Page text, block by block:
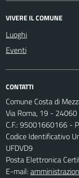
VIVERE IL COMUNE
Luoghi
Eventi
CONTATTI
Comune Costa di
Via Roma, 19 - 24060
C.F.: 95001660166 -
Codice Identificativo
UFDVD9
Posta Elettronica
E-mail: